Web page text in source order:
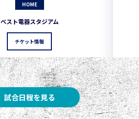
HOME
ベスト電器スタジアム
チケット情報
試合日程を見る
3
3 1
3 1 0 0 1
3 1 0 1
3 1 0 0 1